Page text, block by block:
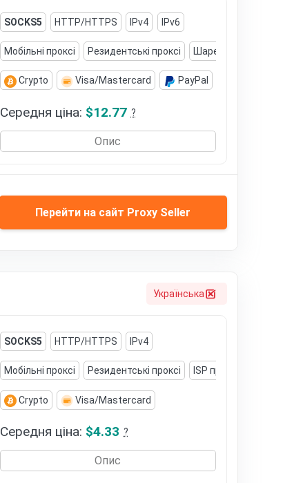
SOCKS5 HTTP/HTTPS IPv4 IPv6
Мобільні проксі Резидентські проксі Шаред мобільні проксі
Crypto Visa/Mastercard PayPal
Середня ціна: $12.77 ?
Опис
Перейти на сайт Proxy Seller
Українська
SOCKS5 HTTP/HTTPS IPv4
Мобільні проксі Резидентські проксі ISP проксі
Crypto Visa/Mastercard
Середня ціна: $4.33 ?
Опис